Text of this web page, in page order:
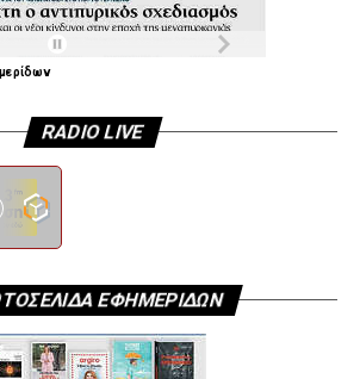
RADIO LIVE
ΕΦΗΜΕΡΙΔΩΝ